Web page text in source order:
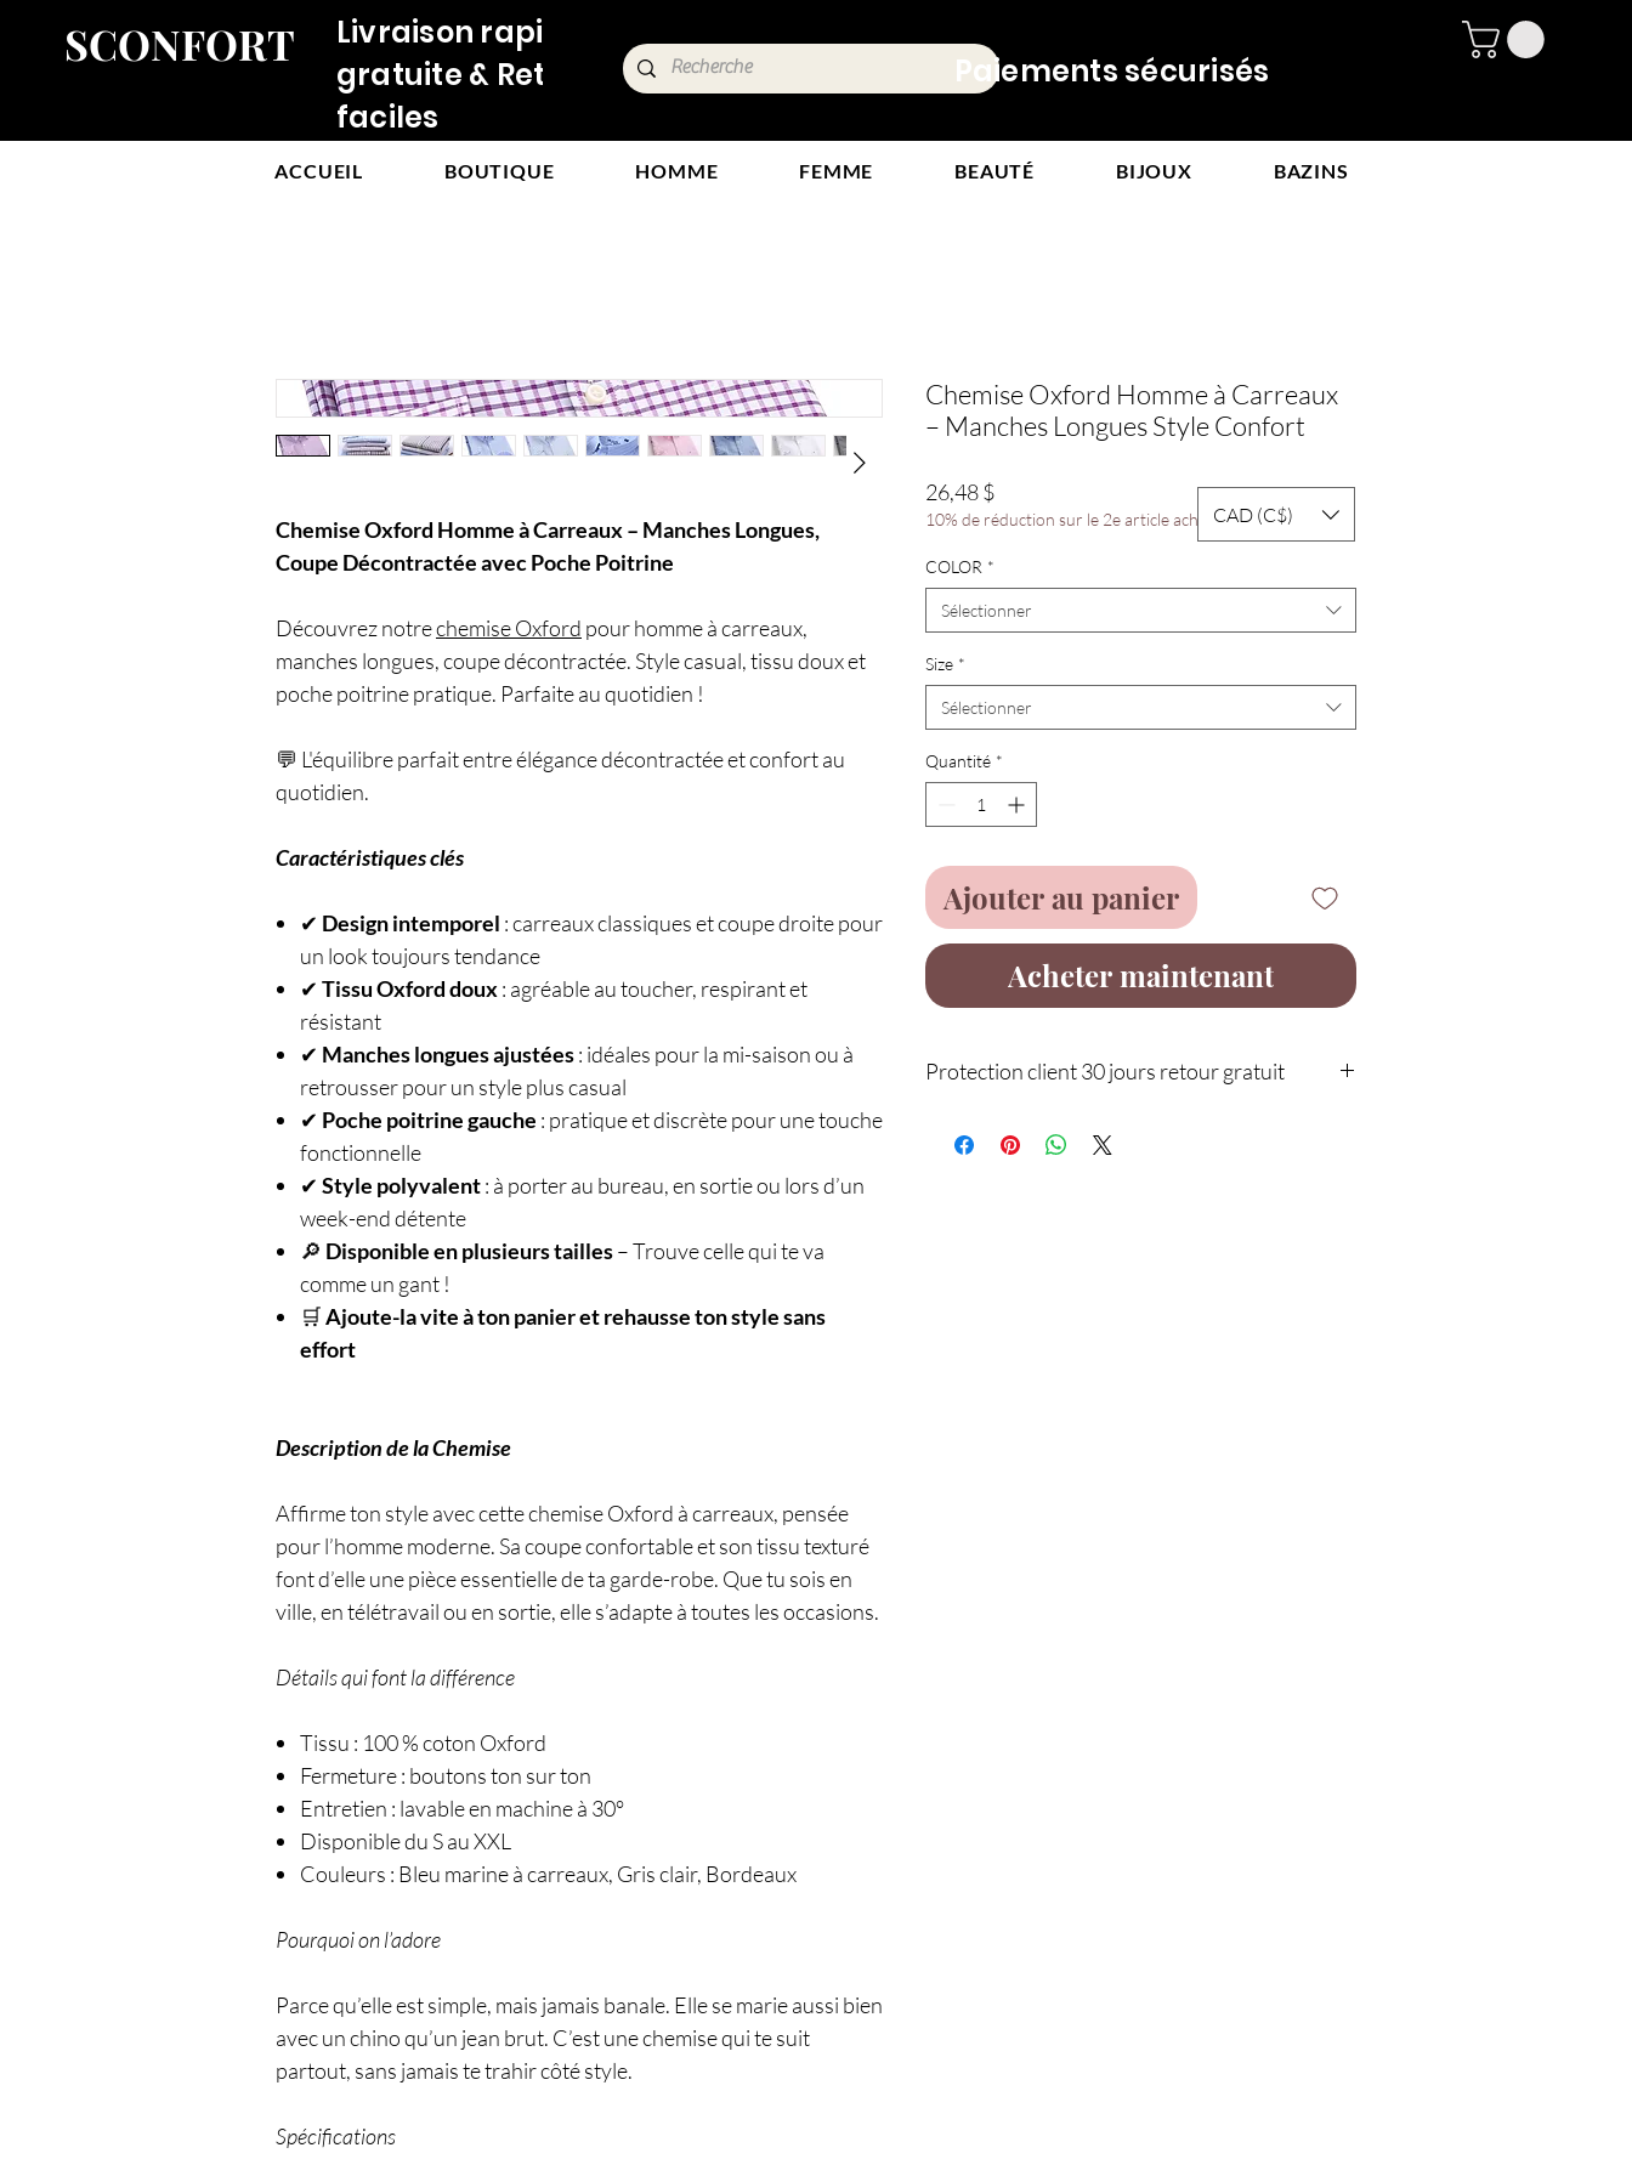
SCONFORT
Livraison rapide,
gratuite & Retours
faciles
Paiements sécurisés
ACCUEIL BOUTIQUE HOMME FEMME BEAUTÉ BIJOUX BAZINS
Chemise Oxford Homme à Carreaux – Manches Longues,
Coupe Décontractée avec Poche Poitrine
Découvrez notrechemise Oxford pour homme à carreaux,
manches longues, coupe décontractée. Style casual, tissu doux et
poche poitrine pratique. Parfaite au quotidien !
💬 L'équilibre parfait entre élégance décontractée et confort au
quotidien.
Caractéristiques clés
✔ Design intemporel : carreaux classiques et coupe droite pour
un look toujours tendance
✔ Tissu Oxford doux: agréable au toucher, respirant et
résistant
✔ Manches longues ajustées: idéales pour la mi-saison ou à
retrousser pour un style plus casual
✔ Poche poitrine gauche : pratique et discrète pour une touche
fonctionnelle
✔ Style polyvalent: à porter au bureau, en sortie ou lors d’un
week-end détente
🔎 Disponible en plusieurs tailles– Trouve celle qui te va
comme un gant !
🛒Ajoute-la vite à ton panier et rehausse ton style sans
effort
Description de la Chemise
Affirme ton style avec cette chemise Oxford à carreaux, pensée
pour l’homme moderne. Sa coupe confortable et son tissu texturé
font d’elle une pièce essentielle de ta garde-robe. Que tu sois en
ville, en télétravail ou en sortie, elle s’adapte à toutes les occasions.
Détails qui font la différence
Tissu : 100 % coton Oxford
Fermeture : boutons ton sur ton
Entretien : lavable en machine à 30°
Disponible du S au XXL
Couleurs : Bleu marine à carreaux, Gris clair, Bordeaux
Pourquoi on l’adore
Parce qu’elle est simple, mais jamais banale. Elle se marie aussi bien
avec un chino qu’un jean brut. C’est une chemise qui te suit
partout, sans jamais te trahir côté style.
Spécifications
Chemise Oxford Homme à Carreaux
– Manches Longues Style Confort
26,48 $Prix
10% de réduction sur le 2e article acheté
COLOR *
Sélectionner
Size *
Sélectionner
Quantité *
Ajouter au panier
Acheter maintenant
Protection client 30 jours retour gratuit
CAD (C$)